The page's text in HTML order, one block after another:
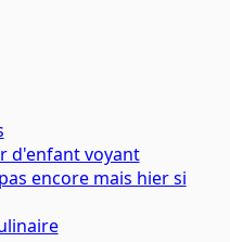
d'enfant voyant
encore mais hier si